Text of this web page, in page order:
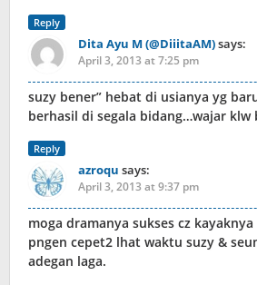
Reply
Dita Ayu M (@DiiitaAM)says:
April 3, 2013 at 7:25 pm
suzy bener” hebat di usianya yg
berhasil di segala bidang…wajar klw
Reply
azroqu says:
April 3, 2013 at 9:37 pm
moga dramanya sukses cz
pngen cepet2 lhat waktu suzy &
adegan laga.